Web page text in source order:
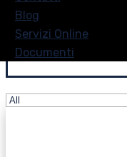
Blog
Servizi Online
Documenti